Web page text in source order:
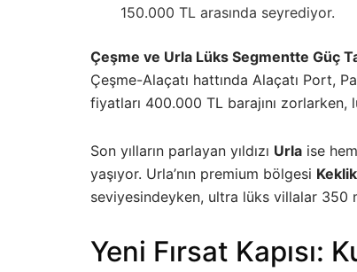
150.000 TL arasında seyrediyor.
Çeşme ve Urla Lüks Segmentte Güç
Çeşme-Alaçatı hattında Alaçatı Port,
fiyatları 400.000 TL barajını zorlarken,
Son yılların parlayan yıldızı Urla ise
yaşıyor. Urla’nın premium bölgesi
seviyesindeyken, ultra lüks villalar 350
Yeni Fırsat Kapısı: